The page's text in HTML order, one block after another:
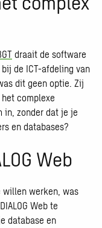
draait de software
bij de ICT-afdeling van
dit geen optie. Zij
complexe
in, zonder dat je je
en databases?
Web
willen werken, was
Web te
database en